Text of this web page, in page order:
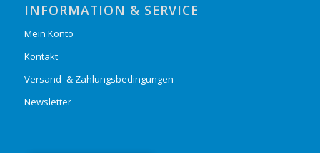
INFORMATION & SERVICE
Mein Konto
Kontakt
Versand- & Zahlungsbedingungen
Newsletter